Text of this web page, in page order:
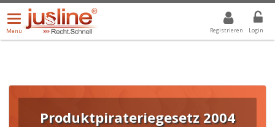
Registrieren Login
Menü
öffnen/schließen
Menü
ALLE DROPDOWN: GEWÄHLTER WERT IST ALLE
Produktpirateriegesetz 2004